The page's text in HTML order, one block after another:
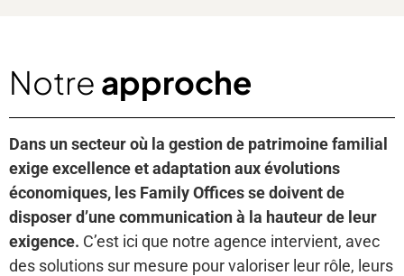
Notre approche
Dans un secteur où la gestion de patrimoine familial
exige excellence et adaptation aux évolutions
économiques, les Family Offices se doivent de
disposer d’une communication à la hauteur de leur
exigence. C’est ici que notre agence intervient, avec
des solutions sur mesure pour valoriser leur rôle, leurs